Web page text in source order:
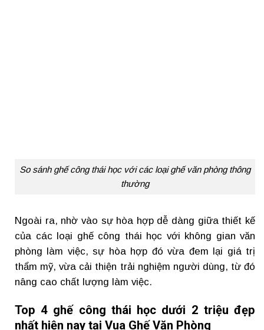
So sánh ghế công thái học với các loại ghế văn phòng thông
thường
Ngoài ra, nhờ vào sự hòa hợp dễ dàng giữa thiết kế
của các loại ghế công thái học với không gian văn
phòng làm việc, sự hòa hợp đó vừa đem lại giá trị
thẩm mỹ, vừa cải thiện trải nghiệm người dùng, từ đó
nâng cao chất lượng làm việc.
Top 4 ghế công thái học dưới 2 triệu đẹp
nhất hiện nay tại Vua Ghế Văn Phòng